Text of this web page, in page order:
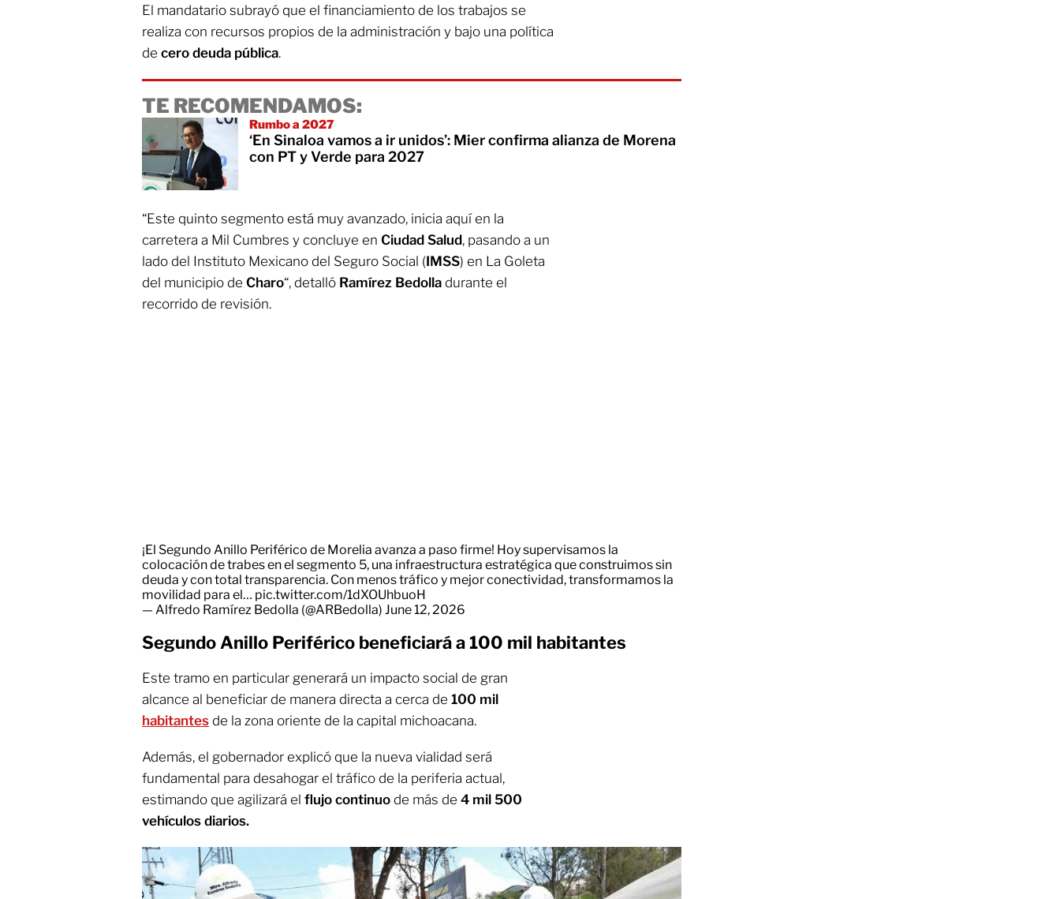
El mandatario subrayó que el financiamiento de los trabajos se
realiza con recursos propios de la administración y bajo una política
de cero deuda pública.
TE RECOMENDAMOS:
Rumbo a 2027
‘En Sinaloa vamos a ir unidos’: Mier confirma alianza de Morena
con PT y Verde para 2027
“Este quinto segmento está muy avanzado, inicia aquí en la
carretera a Mil Cumbres y concluye en Ciudad Salud, pasando a un
lado del Instituto Mexicano del Seguro Social (IMSS) en La Goleta
del municipio de Charo“, detalló Ramírez Bedolla durante el
recorrido de revisión.
¡El Segundo Anillo Periférico de Morelia avanza a paso firme! Hoy supervisamos la
colocación de trabes en el segmento 5, una infraestructura estratégica que construimos sin
deuda y con total transparencia. Con menos tráfico y mejor conectividad, transformamos la
movilidad para el… pic.twitter.com/1dXOUhbuoH
— Alfredo Ramírez Bedolla (@ARBedolla) June 12, 2026
Segundo Anillo Periférico beneficiará a 100 mil habitantes
Este tramo en particular generará un impacto social de gran
alcance al beneficiar de manera directa a cerca de 100 mil
habitantes de la zona oriente de la capital michoacana.
Además, el gobernador explicó que la nueva vialidad será
fundamental para desahogar el tráfico de la periferia actual,
estimando que agilizará el flujo continuo de más de 4 mil 500
vehículos diarios.